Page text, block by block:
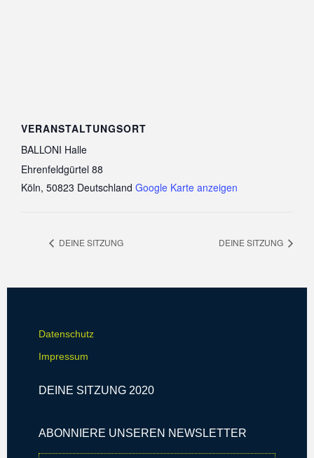
VERANSTALTUNGSORT
BALLONI Halle
Ehrenfeldgürtel 88
Köln, 50823 Deutschland Google Karte anzeigen
DEINE SITZUNG DEINE SITZUNG
Datenschutz
Impressum
DEINE SITZUNG 2020
ABONNIERE UNSEREN NEWSLETTER